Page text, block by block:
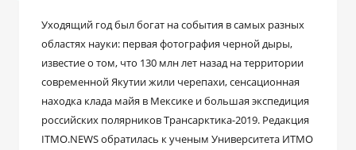
Уходящий год был богат на события в самых разных
областях науки: первая фотография черной дыры,
известие о том, что 130 млн лет назад на территории
современной Якутии жили черепахи, сенсационная
находка клада майя в Мексике и большая экспедиция
российских полярников Трансарктика-2019. Редакция
ITMO.NEWS обратилась к ученым Университета ИТМО